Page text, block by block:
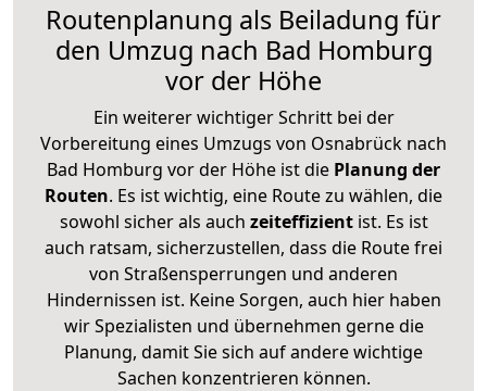
Routenplanung als Beiladung für
den Umzug nach Bad Homburg
vor der Höhe
Ein weiterer wichtiger Schritt bei der
Vorbereitung eines Umzugs von Osnabrück nach
Bad Homburg vor der Höhe ist die Planung der
Routen. Es ist wichtig, eine Route zu wählen, die
sowohl sicher als auch zeiteffizientist. Es ist
auch ratsam, sicherzustellen, dass die Route frei
von Straßensperrungen und anderen
Hindernissen ist. Keine Sorgen, auch hier haben
wir Spezialisten und übernehmen gerne die
Planung, damit Sie sich auf andere wichtige
Sachen konzentrieren können.